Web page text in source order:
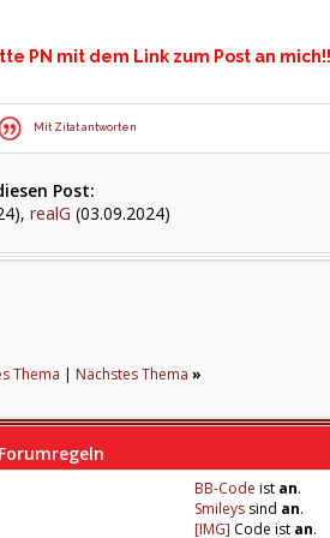
PN mit dem Link zum Post an mich!!
Mit Zitat antworten
Post:
realG (03.09.2024)
Thema | Nächstes Thema »
Forumregeln
BB-Code ist an.
Smileys sind an.
[IMG] Code ist an.